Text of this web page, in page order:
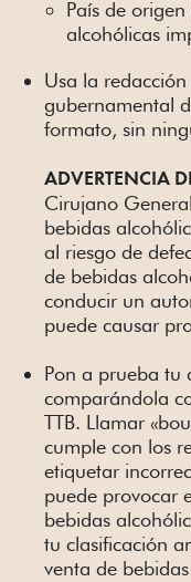
País de
alcohólicas
Usa la
gubernamental
formato, sin
ADVERTENCIA
Cirujano
bebidas
al riesgo de
de bebidas
conducir un
puede causar
Pon a prueba tu
comparándola
TTB. Llamar
cumple con los
etiquetar
puede provocar
bebidas
tu clasificación
venta de